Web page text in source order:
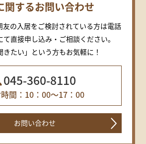
関するお問い合わせ
友の入居をご検討されている方は電話
直接申し込み・ご相談ください。
きたい」という方もお気軽に！
045-360-8110
間：10：00～17：00
お問い合わせ